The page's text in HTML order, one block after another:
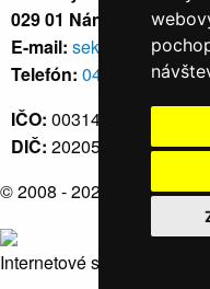
029 01 Námestovo
E-mail:
Telefón: 043 5504711
IČO: 00314676
DIČ: 2020571707
© 2008 - 2026
Internetové stránky